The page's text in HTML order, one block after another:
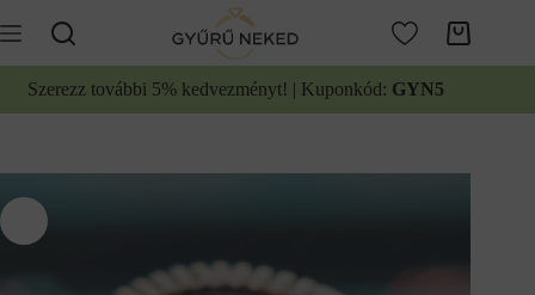
a
tartalomhoz
Kosár
Szerezz további 5% kedvezményt! | Kuponkód: GYN5